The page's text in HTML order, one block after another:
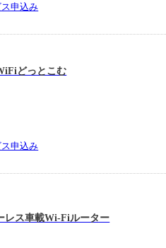
申込み
どっとこむ
申込み
レス車載Wi-Fiルーター